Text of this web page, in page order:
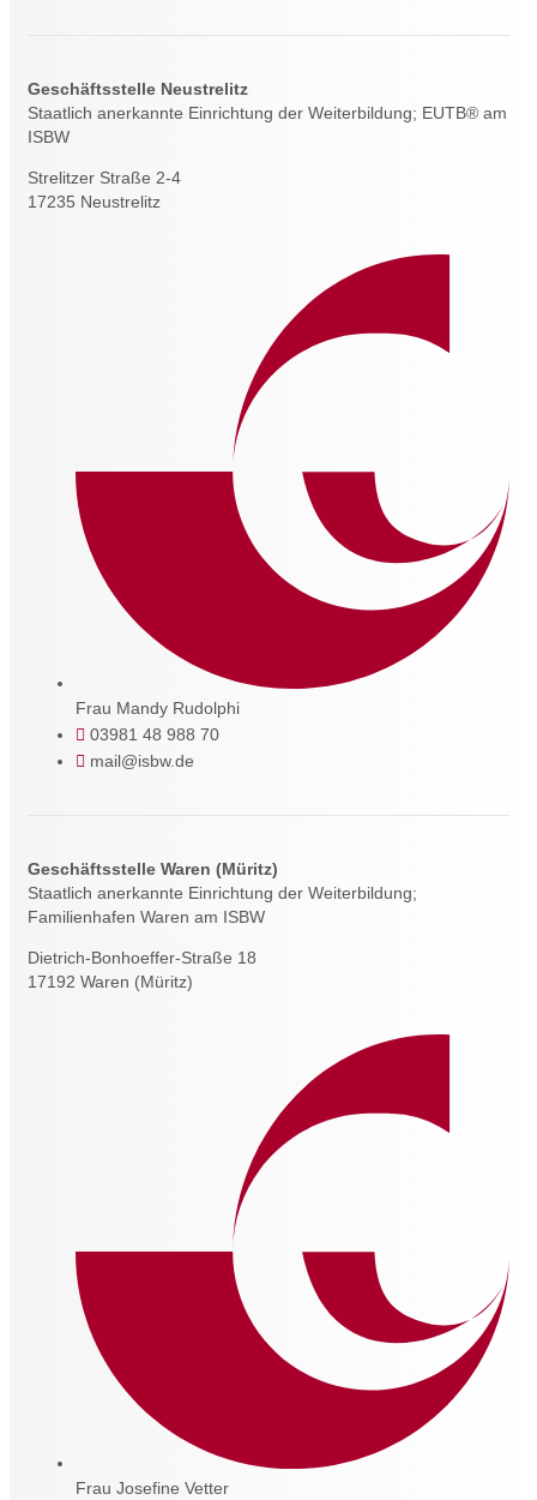
Geschäftsstelle Neustrelitz
Staatlich anerkannte Einrichtung der Weiterbildung; EUTB® am
ISBW
Strelitzer Straße 2-4
17235 Neustrelitz
Frau Mandy Rudolphi
03981 48 988 70
mail@isbw.de
Geschäftsstelle Waren (Müritz)
Staatlich anerkannte Einrichtung der Weiterbildung;
Familienhafen Waren am ISBW
Dietrich-Bonhoeffer-Straße 18
17192 Waren (Müritz)
Frau Josefine Vetter